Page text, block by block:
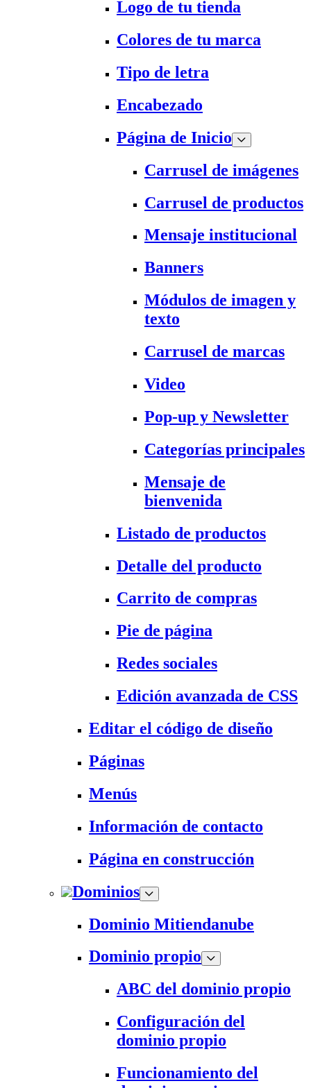
Logo de tu tienda
Colores de tu marca
Tipo de letra
Encabezado
Página de Inicio
Carrusel de imágenes
Carrusel de productos
Mensaje institucional
Banners
Módulos de imagen y
texto
Carrusel de marcas
Video
Pop-up y Newsletter
Categorías principales
Mensaje de
bienvenida
Listado de productos
Detalle del producto
Carrito de compras
Pie de página
Redes sociales
Edición avanzada de CSS
Editar el código de diseño
Páginas
Menús
Información de contacto
Página en construcción
Dominios
Dominio Mitiendanube
Dominio propio
ABC del dominio propio
Configuración del
dominio propio
Funcionamiento del